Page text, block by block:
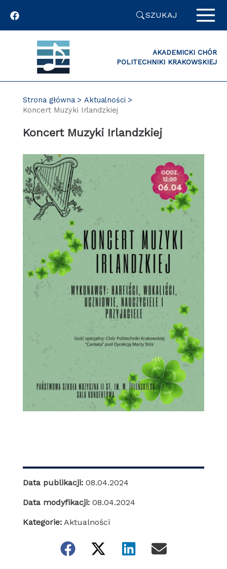
SZUKAJ
AKADEMICKI CHÓR
POLITECHNIKI KRAKOWSKIEJ
Strona główna
Aktualności
Koncert Muzyki Irlandzkiej
Koncert Muzyki Irlandzkiej
Data publikacji: 08.04.2024
Data modyfikacji: 08.04.2024
Kategorie: Aktualności